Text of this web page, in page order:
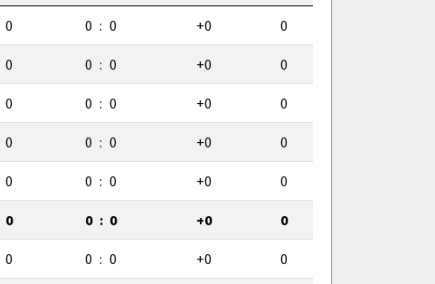
0 0 : 0 +0 0
0 0 : 0 +0 0
0 0 : 0 +0 0
0 0 : 0 +0 0
0 0 : 0 +0 0
0 0 : 0 +0 0
0 0 : 0 +0 0